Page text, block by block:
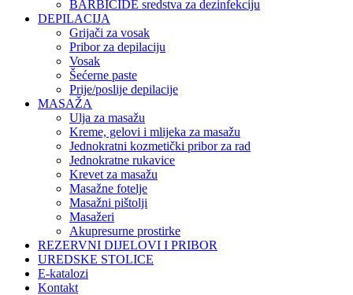
BARBICIDE sredstva za dezinfekciju
DEPILACIJA
Grijači za vosak
Pribor za depilaciju
Vosak
Šećerne paste
Prije/poslije depilacije
MASAŽA
Ulja za masažu
Kreme, gelovi i mlijeka za masažu
Jednokratni kozmetički pribor za rad
Jednokratne rukavice
Krevet za masažu
Masažne fotelje
Masažni pištolji
Masažeri
Akupresurne prostirke
REZERVNI DIJELOVI I PRIBOR
UREDSKE STOLICE
E-katalozi
Kontakt